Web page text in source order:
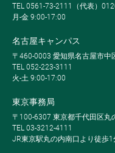
TEL 0561-73-2111（代表）
月-金 9:00-17:00
名古屋キャンパス
〒460-0003 愛知県名古屋市中
TEL 052-223-3111
火-土 9:00-17:00
東京事務局
〒100-6307 東京都千代田区丸
TEL 03-3212-4111
JR東京駅丸の内南口より徒歩1